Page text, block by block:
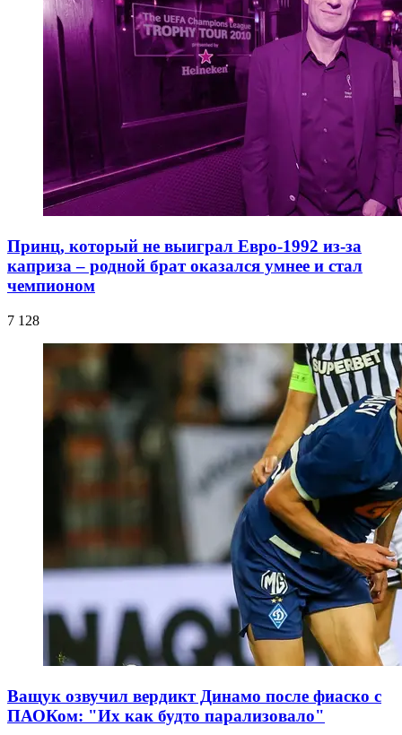
Принц, который не выиграл Евро-1992 из-за
каприза – родной брат оказался умнее и стал
чемпионом
7 128
Ващук озвучил вердикт Динамо после фиаско с
ПАОКом: "Их как будто парализовало"